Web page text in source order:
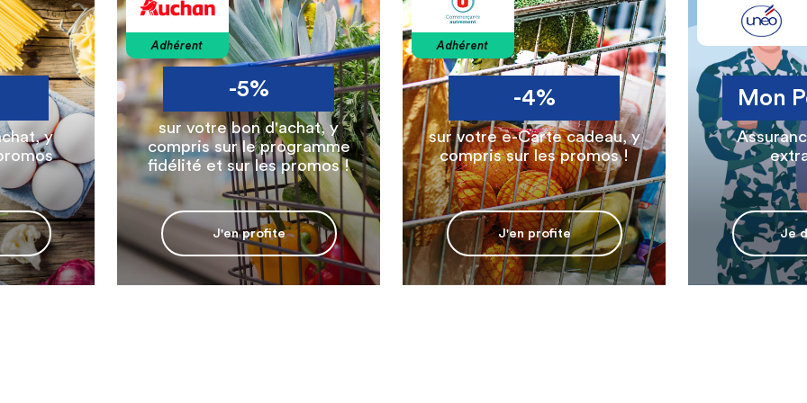
Adhérent
-5%
sur votre bon d'achat, y
compris sur le programme
fidélité et sur les promos !
J'en profite
Adhérent
-4%
sur votre e-Carte cadeau, y
compris sur les promos !
J'en profite
Mon Petit
Assurance scolaire
extrascolaire
Je découvre